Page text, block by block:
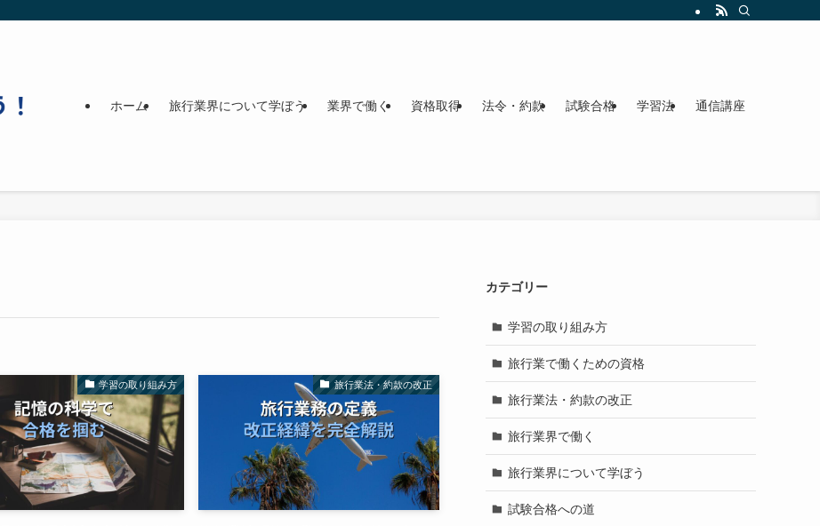
ホーム 旅行業界について学ぼう 業界で働く 資格取得 法令・約款 試験合格 学習法 通信講座
学習の取り組み方 旅行業法・約款の改正
カテゴリー
学習の取り組み方
旅行業で働くための資格
旅行業法・約款の改正
旅行業界で働く
旅行業界について学ぼう
試験合格への道